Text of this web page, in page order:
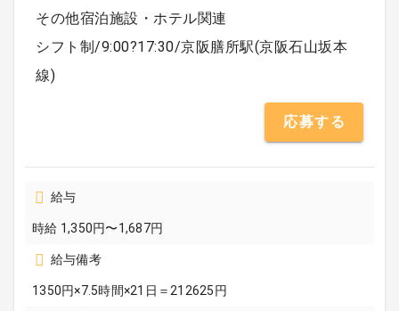
その他宿泊施設・ホテル関連
シフト制/9:00?17:30/京阪膳所駅(京阪石山坂本
線)
応募する
給与
時給 1,350円〜1,687円
給与備考
1350円×7.5時間×21日＝212625円